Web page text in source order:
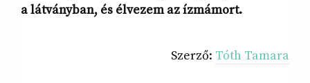
a látványban, és élvezem az ízmámort.
Szerző: Tóth Tamara